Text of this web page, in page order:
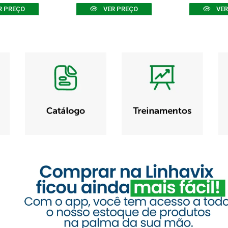
PREÇO VER PREÇO